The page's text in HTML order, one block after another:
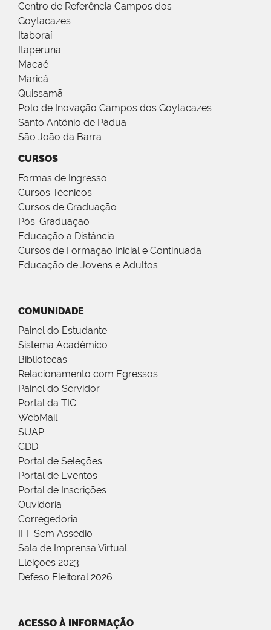
Centro de Referência Campos dos
Goytacazes
Itaboraí
Itaperuna
Macaé
Maricá
Quissamã
Polo de Inovação Campos dos Goytacazes
Santo Antônio de Pádua
São João da Barra
CURSOS
Formas de Ingresso
Cursos Técnicos
Cursos de Graduação
Pós-Graduação
Educação a Distância
Cursos de Formação Inicial e Continuada
Educação de Jovens e Adultos
COMUNIDADE
Painel do Estudante
Sistema Acadêmico
Bibliotecas
Relacionamento com Egressos
Painel do Servidor
Portal da TIC
WebMail
SUAP
CDD
Portal de Seleções
Portal de Eventos
Portal de Inscrições
Ouvidoria
Corregedoria
IFF Sem Assédio
Sala de Imprensa Virtual
Eleições 2023
Defeso Eleitoral 2026
ACESSO À INFORMAÇÃO